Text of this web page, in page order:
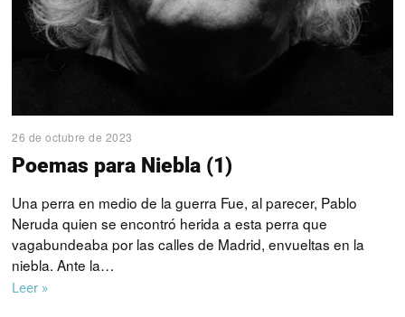
26 de octubre de 2023
Poemas para Niebla (1)
Una perra en medio de la guerra Fue, al parecer, Pablo
Neruda quien se encontró herida a esta perra que
vagabundeaba por las calles de Madrid, envueltas en la
niebla. Ante la…
Leer »